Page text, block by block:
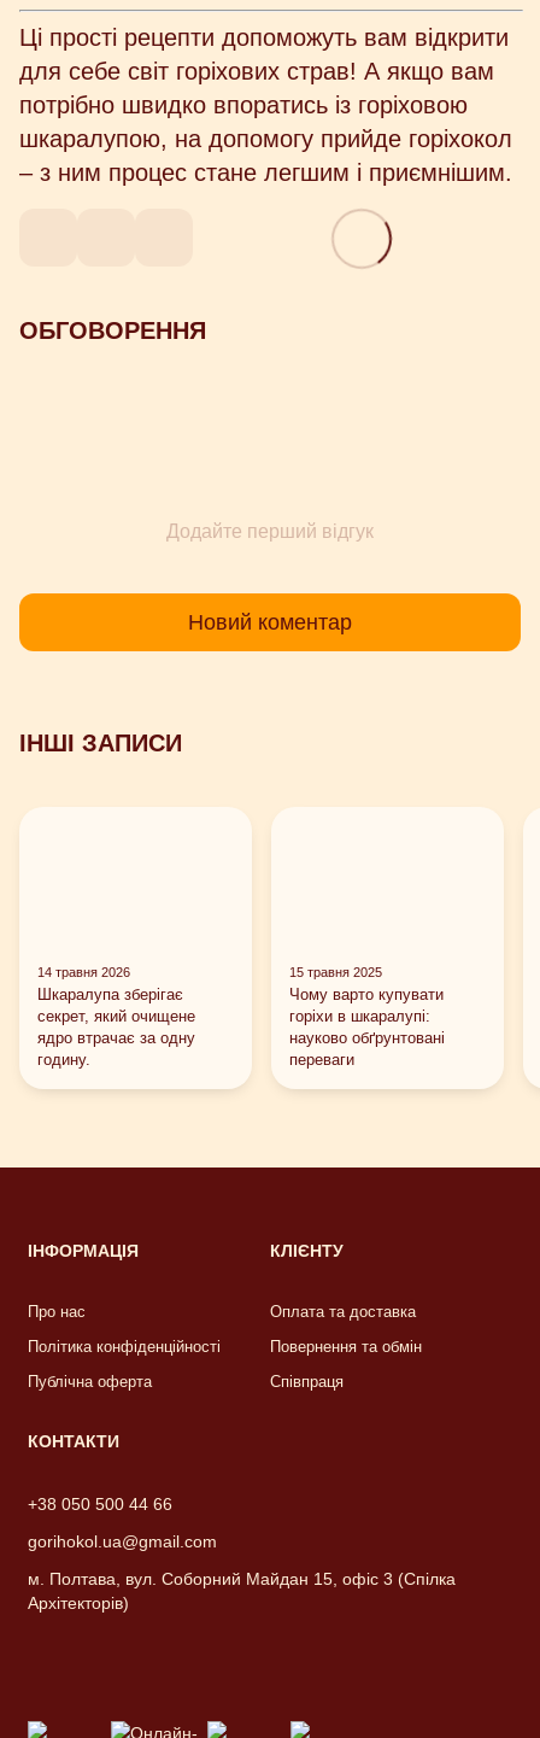
Ці прості рецепти допоможуть вам відкрити
для себе світ горіхових страв! А якщо вам
потрібно швидко впоратись із горіховою
шкаралупою, на допомогу прийде горіхокол
– з ним процес стане легшим і приємнішим.
ОБГОВОРЕННЯ
Додайте перший відгук
Новий коментар
ІНШІ ЗАПИСИ
14 травня 2026
Шкаралупа зберігає
секрет, який очищене
ядро втрачає за одну
годину.
15 травня 2025
Чому варто купувати
горіхи в шкаралупі:
науково обґрунтовані
переваги
ІНФОРМАЦІЯ
Про нас
Політика конфіденційності
Публічна оферта
КЛІЄНТУ
Оплата та доставка
Повернення та обмін
Співпраця
КОНТАКТИ
+38 050 500 44 66
gorihokol.ua@gmail.com
м. Полтава, вул. Соборний Майдан 15, офіс 3 (Спілка
Архітекторів)